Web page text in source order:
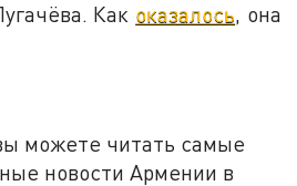
Как оказалось , она
можете читать самые
новости Армении в